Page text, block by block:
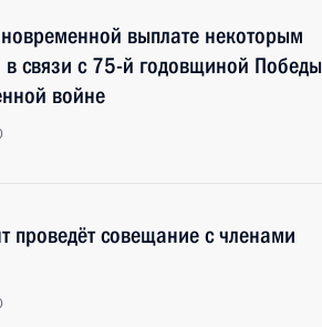
выплате некоторым
в связи с 75-й годовщиной Победы
войне
проведёт совещание с членами